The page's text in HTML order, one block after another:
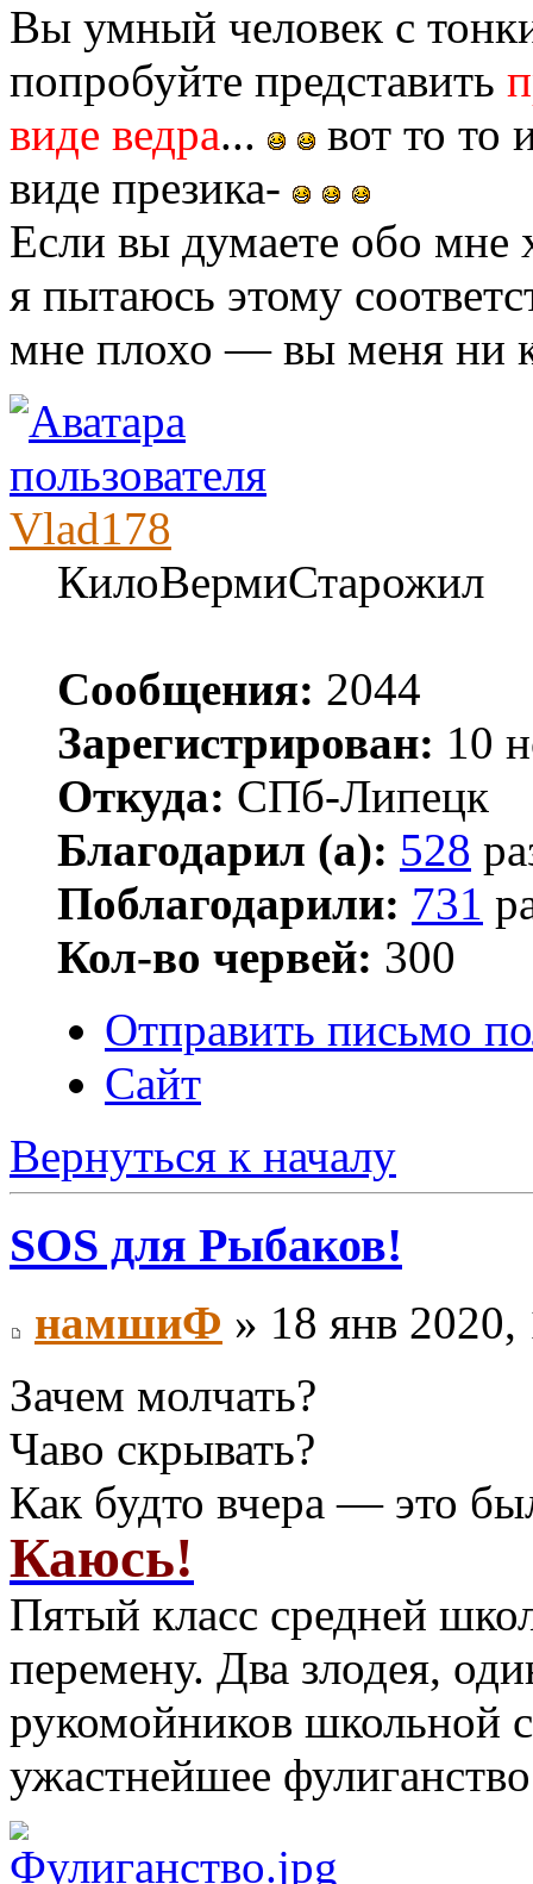
Вы умный человек с
попробуйте представить
виде ведра...
вот то то
виде презика-
Если вы думаете обо
я пытаюсь этому
мне плохо — вы меня ни
Vlad178
КилоВермиСтарожил
Сообщения: 2044
Зарегистрирован: 10
Откуда: СПб-Липецк
Благодарил (а): 528
Поблагодарили: 731
Кол-во червей: 300
Отправить письмо
Сайт
Вернуться к началу
SOS для Рыбаков!
намшиФ » 18 янв 2020,
Зачем молчать?
Чаво скрывать?
Как будто вчера — это
Каюсь!
Пятый класс средней
перемену. Два злодея,
рукомойников
ужастнейшее